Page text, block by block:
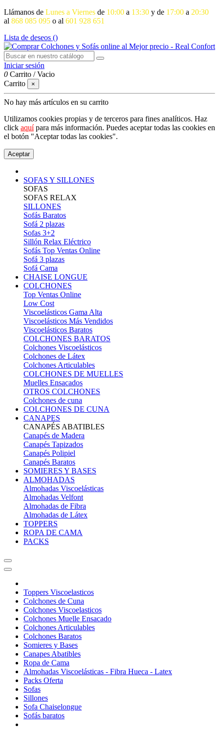
Llámanos de Lunes a Viernes de 10:00 a 13:30 y de 17:00 a 20:30
al 868 085 095 o al 601 928 651
Lista de deseos ()
Iniciar sesión
0 Carrito /Vacio
Carrito
×
No hay más artículos en su carrito
Utilizamos cookies propias y de terceros para fines analíticos. Haz
click aquípara más información. Puedes aceptar todas las cookies en
el botón "Aceptar todas las cookies".
Aceptar
SOFAS Y SILLONES
SOFAS
SOFAS RELAX
SILLONES
Sofás Baratos
Sofá 2 plazas
Sofas 3+2
Sillón Relax Eléctrico
Sofás Top Ventas Online
Sofá 3 plazas
Sofá Cama
CHAISE LONGUE
COLCHONES
Top Ventas Online
Low Cost
Viscoelásticos Gama Alta
Viscoelásticos Más Vendidos
Viscoelásticos Baratos
COLCHONES BARATOS
Colchones Viscoelásticos
Colchones de Látex
Colchones Articulables
COLCHONES DE MUELLES
Muelles Ensacados
OTROS COLCHONES
Colchones de cuna
COLCHONES DE CUNA
CANAPES
CANAPÉS ABATIBLES
Canapés de Madera
Canapés Tapizados
Canapés Polipiel
Canapés Baratos
SOMIERES Y BASES
ALMOHADAS
Almohadas Viscoelásticas
Almohadas Velfont
Almohadas de Fibra
Almohadas de Látex
TOPPERS
ROPA DE CAMA
PACKS
Toppers Viscoelasticos
Colchones de Cuna
Colchones Viscoelasticos
Colchones Muelle Ensacado
Colchones Articulables
Colchones Baratos
Somieres y Bases
Canapes Abatibles
Ropa de Cama
Almohadas Viscoelásticas - Fibra Hueca - Latex
Packs Oferta
Sofas
Sillones
Sofa Chaiselongue
Sofás baratos